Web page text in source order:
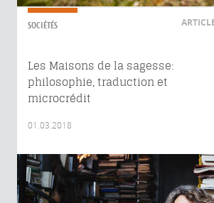
SOCIÉTÉS
Les Maisons de la sagesse:
philosophie, traduction et
microcrédit
01.03.2018